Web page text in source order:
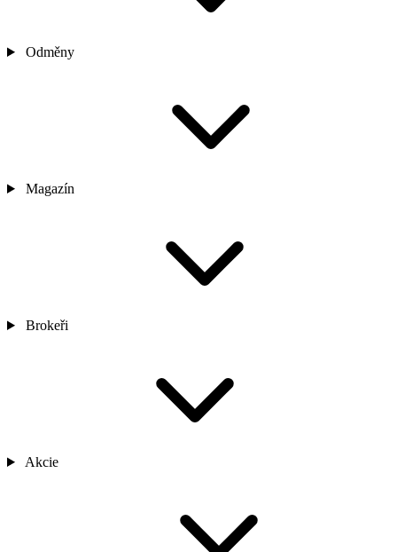
Odměny
Magazín
Brokeři
Akcie